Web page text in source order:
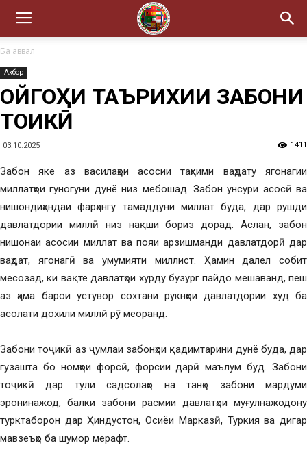
Ба аввал
Ахбор
ҶОЙГОҲИ ТАЪРИХИИ ЗАБОНИ
ТОҶИКӢ
03.10.2025 1411
Забон яке аз василаҳои асосии таҳкими ваҳдату ягонагии
миллатҳои гуногуни дунё низ мебошад. Забон унсури асосӣ ва
нишондиҳандаи фарҳангу тамаддуни миллат буда, дар рушди
давлатдории миллӣ низ нақши бориз дорад. Аслан, забон
нишонаи асосии миллат ва пояи арзишманди давлатдорӣ дар
ваҳдат, ягонагӣ ва умумияти миллист. Ҳамин далел собит
месозад, ки вақте давлатҳои хурду бузург пайдо мешаванд, пеш
аз ҳама барои устувор сохтани рукнҳои давлатдории худ ба
асолати дохили миллӣ рӯ меоранд.
Забони тоҷикӣ аз ҷумлаи забонҳои қадимтарини дунё буда, дар
гузашта бо номҳои форсӣ, форсии дарӣ маълум буд. Забони
тоҷикӣ дар тули садсолаҳо на танҳо забони мардуми
эронинажод, балки забони расмии давлатҳои муғулнажодону
турктаборон дар Ҳиндустон, Осиёи Марказӣ, Туркия ва дигар
мавзеъҳо ба шумор мерафт.